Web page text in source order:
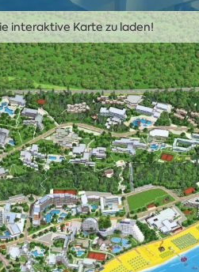
interaktive Karte zu laden!